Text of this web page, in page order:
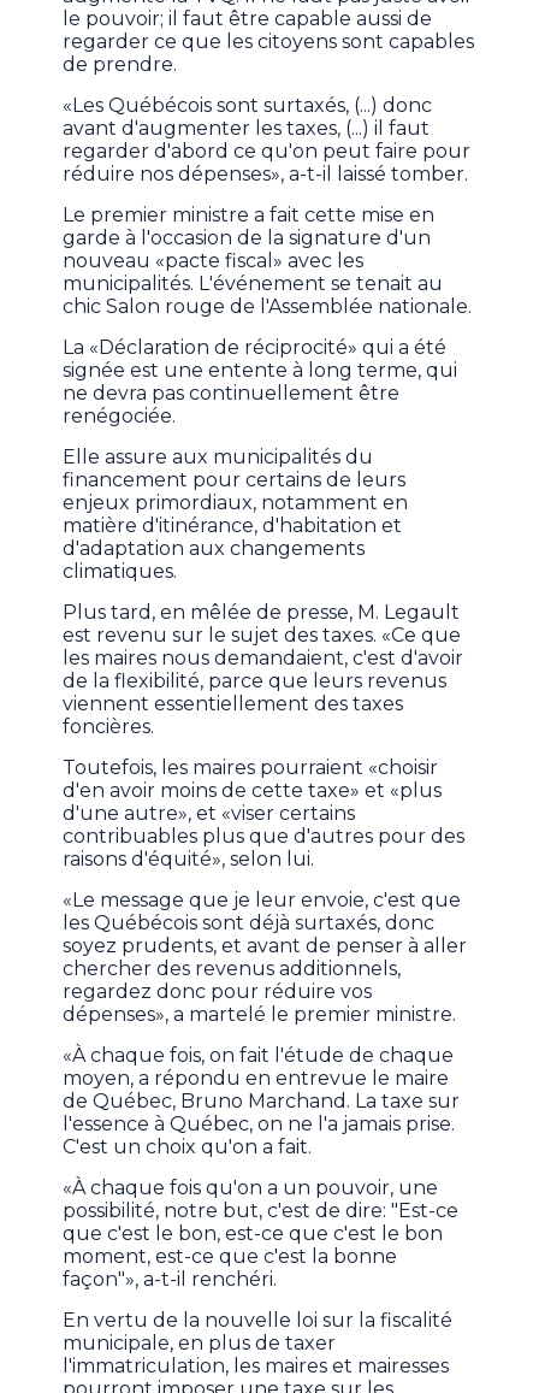
le pouvoir; il faut être capable aussi de
regarder ce que les citoyens sont capables
de prendre.
«Les Québécois sont surtaxés, (...) donc
avant d'augmenter les taxes, (...) il faut
regarder d'abord ce qu'on peut faire pour
réduire nos dépenses», a-t-il laissé tomber.
Le premier ministre a fait cette mise en
garde à l'occasion de la signature d'un
nouveau «pacte fiscal» avec les
municipalités. L'événement se tenait au
chic Salon rouge de l'Assemblée nationale.
La «Déclaration de réciprocité» qui a été
signée est une entente à long terme, qui
ne devra pas continuellement être
renégociée.
Elle assure aux municipalités du
financement pour certains de leurs
enjeux primordiaux, notamment en
matière d'itinérance, d'habitation et
d'adaptation aux changements
climatiques.
Plus tard, en mêlée de presse, M. Legault
est revenu sur le sujet des taxes. «Ce que
les maires nous demandaient, c'est d'avoir
de la flexibilité, parce que leurs revenus
viennent essentiellement des taxes
foncières.
Toutefois, les maires pourraient «choisir
d'en avoir moins de cette taxe» et «plus
d'une autre», et «viser certains
contribuables plus que d'autres pour des
raisons d'équité», selon lui.
«Le message que je leur envoie, c'est que
les Québécois sont déjà surtaxés, donc
soyez prudents, et avant de penser à aller
chercher des revenus additionnels,
regardez donc pour réduire vos
dépenses», a martelé le premier ministre.
«À chaque fois, on fait l'étude de chaque
moyen, a répondu en entrevue le maire
de Québec, Bruno Marchand. La taxe sur
l'essence à Québec, on ne l'a jamais prise.
C'est un choix qu'on a fait.
«À chaque fois qu'on a un pouvoir, une
possibilité, notre but, c'est de dire: "Est-ce
que c'est le bon, est-ce que c'est le bon
moment, est-ce que c'est la bonne
façon"», a-t-il renchéri.
En vertu de la nouvelle loi sur la fiscalité
municipale, en plus de taxer
l'immatriculation, les maires et mairesses